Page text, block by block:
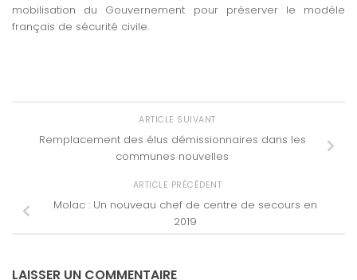
mobilisation du Gouvernement pour préserver le modèle
français de sécurité civile.
ARTICLE SUIVANT
Remplacement des élus démissionnaires dans les
communes nouvelles
ARTICLE PRÉCÉDENT
Molac : Un nouveau chef de centre de secours en
2019
LAISSER UN COMMENTAIRE